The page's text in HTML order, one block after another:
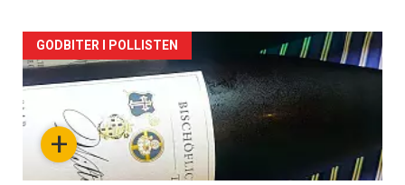
Forsiden
akkurat
nå+
GODBITER I POLLISTEN